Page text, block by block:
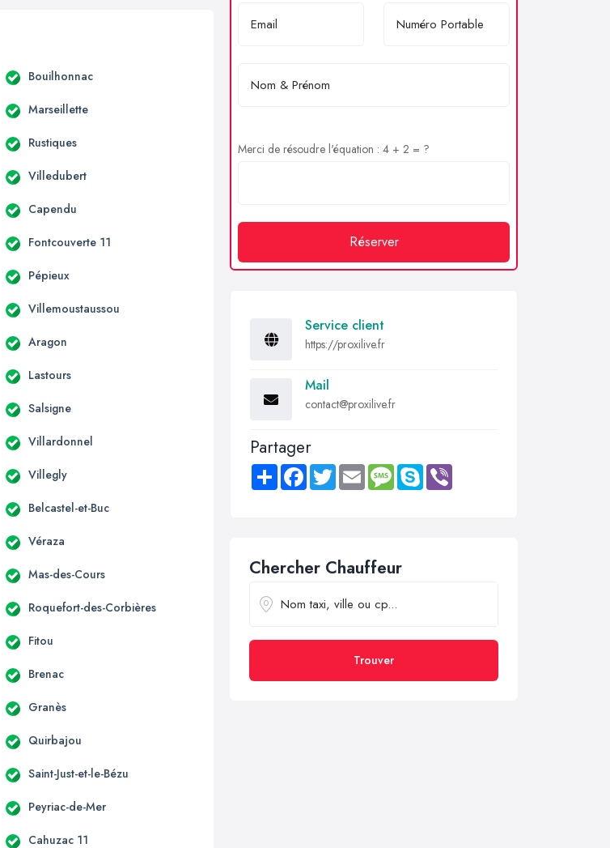
Bouilhonnac
Marseillette
Rustiques
Villedubert
Capendu
Fontcouverte 11
Pépieux
Villemoustaussou
Aragon
Lastours
Salsigne
Villardonnel
Villegly
Belcastel-et-Buc
Véraza
Mas-des-Cours
Roquefort-des-Corbières
Fitou
Brenac
Granès
Quirbajou
Saint-Just-et-le-Bézu
Peyriac-de-Mer
Cahuzac 11
Merci de résoudre l'équation : 4 + 2 = ?
Réserver
Service client
https://proxilive.fr
Mail
contact@proxilive.fr
Partager
Share FacebookTwitter Email MessageSkype
Chercher Chauffeur
Trouver